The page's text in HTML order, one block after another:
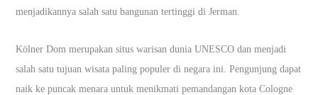
menjadikannya salah satu bangunan tertinggi di Jerman.
Kölner Dom merupakan situs warisan dunia UNESCO dan menjadi
salah satu tujuan wisata paling populer di negara ini. Pengunjung dapat
naik ke puncak menara untuk menikmati pemandangan kota Cologne